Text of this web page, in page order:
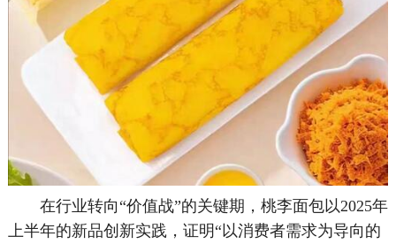
在行业转向“价值战”的关键期，桃李面包以2025年
上半年的新品创新实践，证明“以消费者需求为导向的